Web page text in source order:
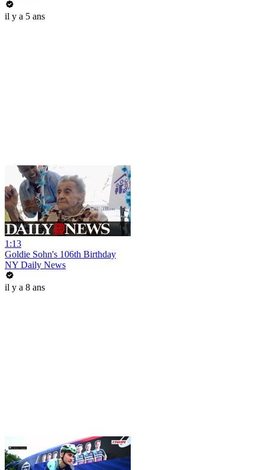
il y a 5 ans
1:13
Goldie Sohn's 106th Birthday
NY Daily News
il y a 8 ans